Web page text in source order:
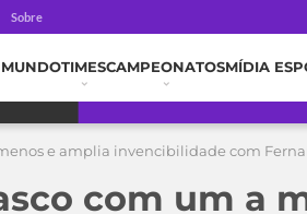
Sobre
TIMESCAMPEONATOSMÍDIA
e amplia invencibilidade com
com um a